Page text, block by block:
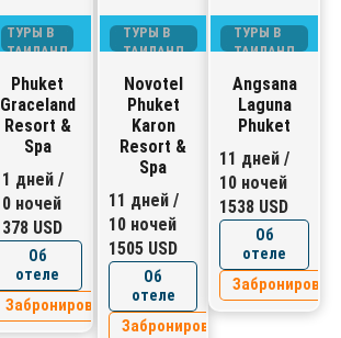
ТУРЫ В
ТАИЛАНД
Phuket
Graceland
Resort &
Spa
дней /
ночей
USD
Об
отеле
Забронировать
ТУРЫ В
ТАИЛАНД
Novotel
Phuket
Karon
Resort &
Spa
11 дней /
10 ночей
1505 USD
Об
отеле
Забронировать
ТУРЫ В
ТАИЛАНД
Angsana
Laguna
Phuket
11 дней /
10 ночей
1538 USD
Об
отеле